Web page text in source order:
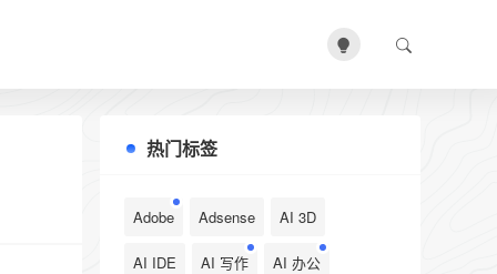
热门标签
Adobe Adsense AI 3D
AI IDE AI 写作 AI 办公